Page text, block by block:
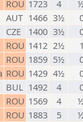
ROU 1723 4
AUT 1466 3½
CZE 1400 3½
ROU 1412 2½
ROU 1859 5½
ROU 1429 4½
BUL 1492 4
ROU 1569 4
ROU 1883 5